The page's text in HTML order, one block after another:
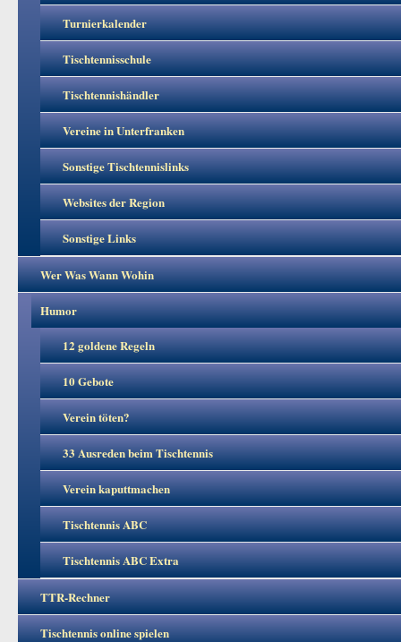
Turnierkalender
Tischtennisschule
Tischtennishändler
Vereine in Unterfranken
Sonstige Tischtennislinks
Websites der Region
Sonstige Links
Wer Was Wann Wohin
Humor
12 goldene Regeln
10 Gebote
Verein töten?
33 Ausreden beim Tischtennis
Verein kaputtmachen
Tischtennis ABC
Tischtennis ABC Extra
TTR-Rechner
Tischtennis online spielen